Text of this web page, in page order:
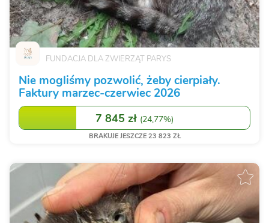
FUNDACJA DLA ZWIERZĄT PARYS
Nie mogliśmy pozwolić, żeby cierpiały.
Faktury marzec-czerwiec 2026
7 845 zł (24,77%)
BRAKUJE JESZCZE 23 823 ZŁ